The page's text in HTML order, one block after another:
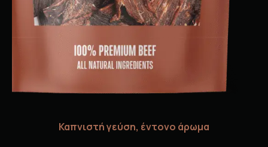
Καπνιστή γεύση, έντονο άρωμα